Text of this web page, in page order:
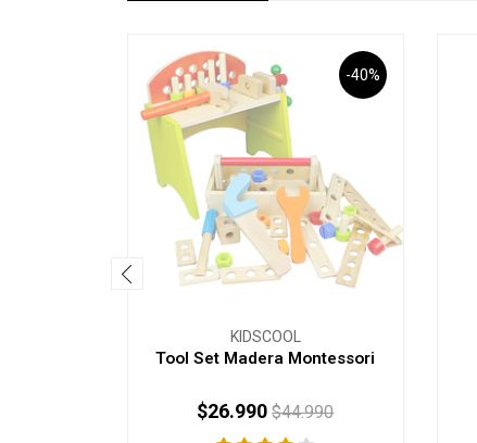
-40%
KIDSCOOL
Tool Set Madera Montessori
AGOTADO
$26.990 $44.990